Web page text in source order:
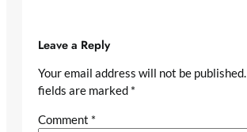
Leave a Reply
Your email address will not be published.
fields are marked *
Comment *